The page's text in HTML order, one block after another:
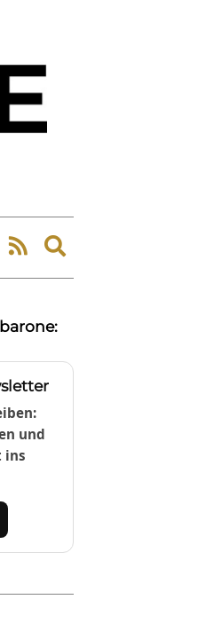
Expand
search
und
ins